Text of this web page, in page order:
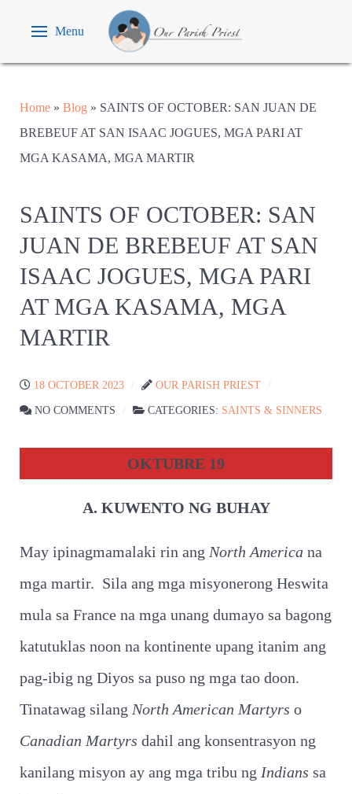
Menu
Home » Blog » SAINTS OF OCTOBER: SAN JUAN DE
BREBEUF AT SAN ISAAC JOGUES, MGA PARI AT
MGA KASAMA, MGA MARTIR
SAINTS OF OCTOBER: SAN
JUAN DE BREBEUF AT SAN
ISAAC JOGUES, MGA PARI
AT MGA KASAMA, MGA
MARTIR
18 OCTOBER 2023 OUR PARISH PRIEST
NO COMMENTS CATEGORIES: SAINTS & SINNERS
OKTUBRE 19
A. KUWENTO NG BUHAY
May ipinagmamalaki rin ang North America na
mga martir. Sila ang mga misyonerong Heswita
mula sa France na mga unang dumayo sa bagong
katutuklas noon na kontinente upang itanim ang
pag-ibig ng Diyos sa puso ng mga tao doon.
Tinatawag silang North American Martyrs o
Canadian Martyrs dahil ang konsentrasyon ng
kanilang misyon ay ang mga tribu ng Indians sa